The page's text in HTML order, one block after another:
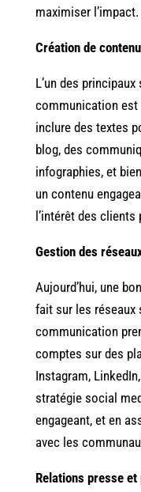
maximiser l’impact.
Création de contenu
L’un des
communication est
inclure des textes
blog, des
infographies, et
un contenu
l’intérêt des
Gestion des
Aujourd’hui, une
fait sur les réseaux
communication
comptes sur des
Instagram,
stratégie social
engageant, et en
avec les
Relations presse et